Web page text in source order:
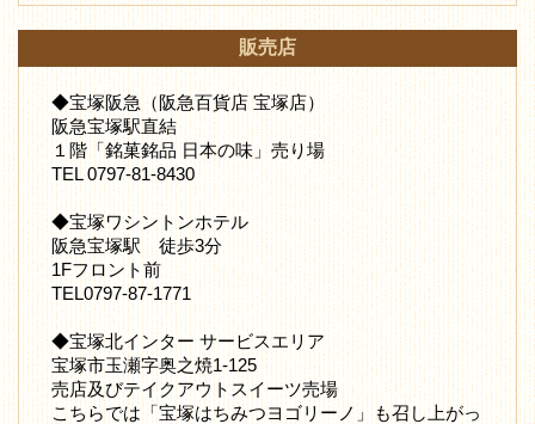
販売店
◆宝塚阪急（阪急百貨店 宝塚店）
阪急宝塚駅直結
１階「銘菓銘品 日本の味」売り場
TEL 0797-81-8430
◆宝塚ワシントンホテル
阪急宝塚駅 徒歩3分
1Fフロント前
TEL0797-87-1771
◆宝塚北インター サービスエリア
宝塚市玉瀬字奥之焼1-125
売店及びテイクアウトスイーツ売場
こちらでは「宝塚はちみつヨゴリーノ」も召し上がっ